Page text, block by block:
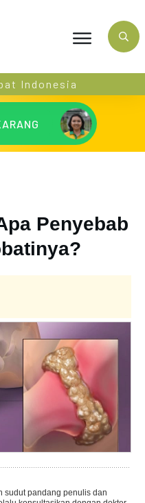
Indonesia
Penyebab
sudut pandang penulis dan